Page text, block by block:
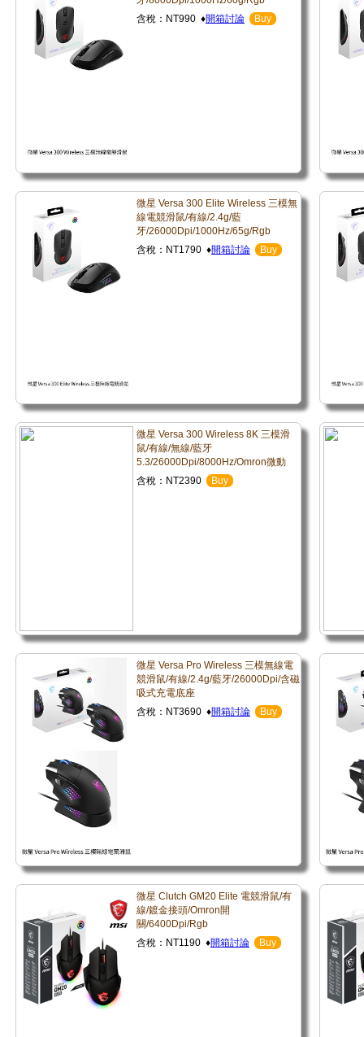
含稅：NT990 ♦開箱討論 Buy
微星 Versa 300 Elite Wireless 三模無
線電競滑鼠/有線/2.4g/藍
牙/26000Dpi/1000Hz/65g/Rgb
含稅：NT1790 ♦開箱討論 Buy
微星 Versa 300 Wireless 8K 三模滑
鼠/有線/無線/藍牙
5.3/26000Dpi/8000Hz/Omron微動
含稅：NT2390
Buy
微星 Versa Pro Wireless 三模無線電
競滑鼠/有線/2.4g/藍牙/26000Dpi/含磁
吸式充電底座
含稅：NT3690 ♦開箱討論 Buy
微星 Clutch GM20 Elite 電競滑鼠/有
線/鍍金接頭/Omron開
關/6400Dpi/Rgb
含稅：NT1190 ♦開箱討論 Buy